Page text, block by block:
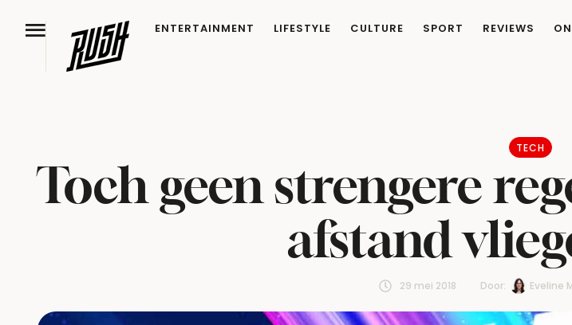
ENTERTAINMENT LIFESTYLE CULTURE SPORT REVIEWS
TECH
Toch geen strengere
afstand
29 mei 2018 Door: Eveline